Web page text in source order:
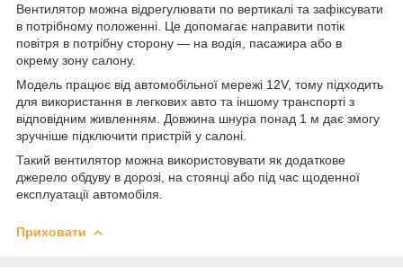
Вентилятор можна відрегулювати по вертикалі та зафіксувати
в потрібному положенні. Це допомагає направити потік
повітря в потрібну сторону — на водія, пасажира або в
окрему зону салону.
Модель працює від автомобільної мережі 12V, тому підходить
для використання в легкових авто та іншому транспорті з
відповідним живленням. Довжина шнура понад 1 м дає змогу
зручніше підключити пристрій у салоні.
Такий вентилятор можна використовувати як додаткове
джерело обдуву в дорозі, на стоянці або під час щоденної
експлуатації автомобіля.
Приховати